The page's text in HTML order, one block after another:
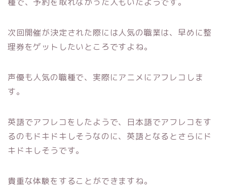
次回開催が決定された際には人気の職業は、早めに整
理券をゲットしたいところですよね。
声優も人気の職種で、実際にアニメにアフレコしま
す。
英語でアフレコをしたようで、日本語でアフレコをす
るのもドキドキしそうなのに、英語となるとさらにド
キドキしそうです。
貴重な体験をすることができますね。